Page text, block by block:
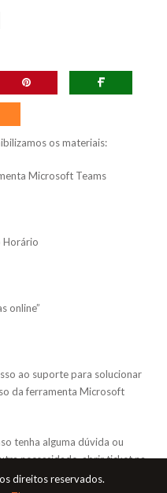
os materiais:
Microsoft Teams
Horário
online”
ao suporte para solucionar
da ferramenta Microsoft
tenha alguma dúvida ou
necessidade, abrir ticket na
direitos reservados.